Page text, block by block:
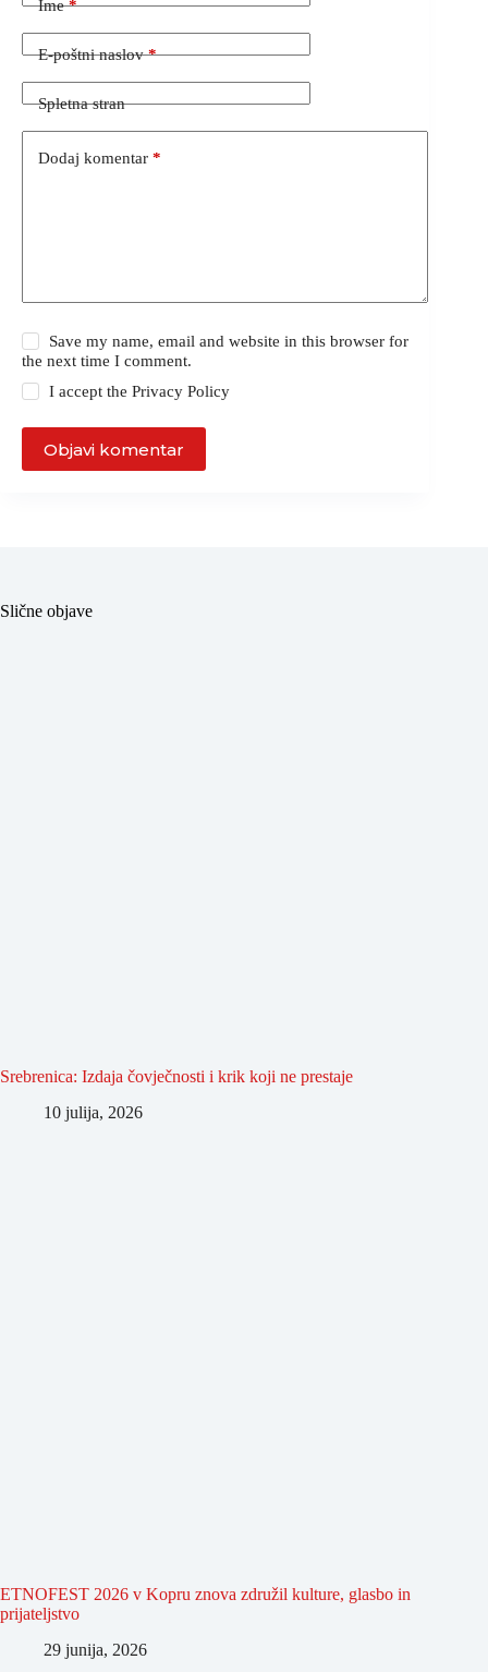
Ime*
E-poštni naslov*
Spletna stran
Dodaj komentar *
Save my name, email and website in this browser for
the next time I comment.
I accept thePrivacy Policy
Objavi komentar
Slične objave
Srebrenica: Izdaja čovječnosti i krik koji ne prestaje
10 julija, 2026
ETNOFEST 2026 v Kopru znova združil kulture, glasbo in
prijateljstvo
29 junija, 2026